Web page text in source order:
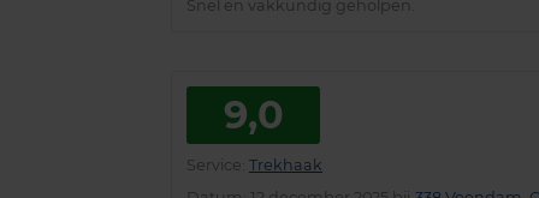
Snel en vakkundig geholpen.
9,0
Service Trekhaak